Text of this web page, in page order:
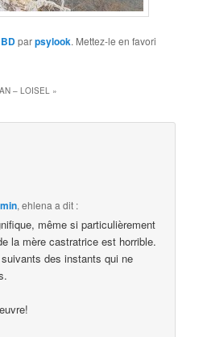
BDparpsylook. Mettez-le en favori
– LOISEL »
,ehlena a dit :
même si particulièrement
la mère castratrice est horrible.
des instants qui ne